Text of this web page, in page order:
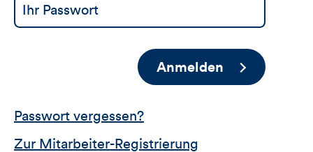
Anmelden
Passwort vergessen?
Zur Mitarbeiter-Registrierung